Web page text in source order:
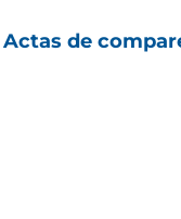
Actas de